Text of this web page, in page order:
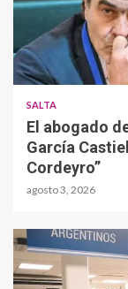
SALTA
El abogado
García
Cordeyro”
agosto 3, 2026